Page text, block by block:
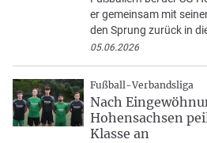
er gemeinsam mit
den Sprung zurück in
05.06.2026
Fußball-Verbandsliga
Nach
Hohensachsen
Klasse an